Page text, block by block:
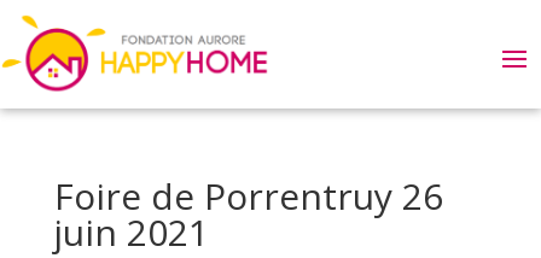
Foire de Porrentruy 26
juin 2021